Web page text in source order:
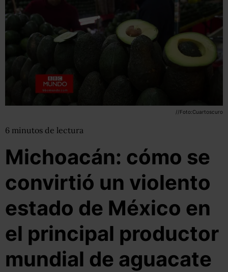
//Foto:Cuartoscuro
6 minutos de lectura
Michoacán: cómo se
convirtió un violento
estado de México en
el principal productor
mundial de aguacate